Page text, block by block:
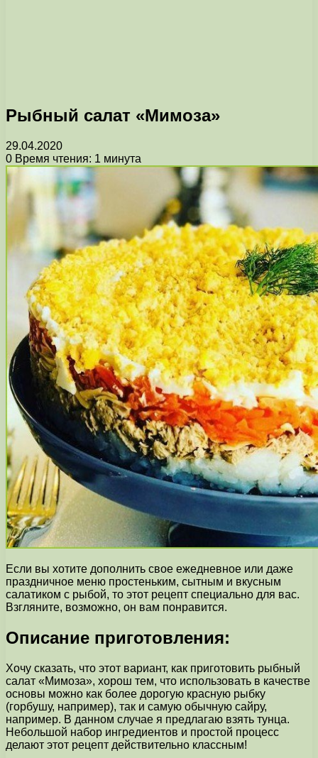
Рыбный салат «Мимоза»
29.04.2020
0 Время чтения: 1 минута
Если вы хотите дополнить свое ежедневное или даже
праздничное меню простеньким, сытным и вкусным
салатиком с рыбой, то этот рецепт специально для вас.
Взгляните, возможно, он вам понравится.
Описание приготовления:
Хочу сказать, что этот вариант, как приготовить рыбный
салат «Мимоза», хорош тем, что использовать в качестве
основы можно как более дорогую красную рыбку
(горбушу, например), так и самую обычную сайру,
например. В данном случае я предлагаю взять тунца.
Небольшой набор ингредиентов и простой процесс
делают этот рецепт действительно классным!